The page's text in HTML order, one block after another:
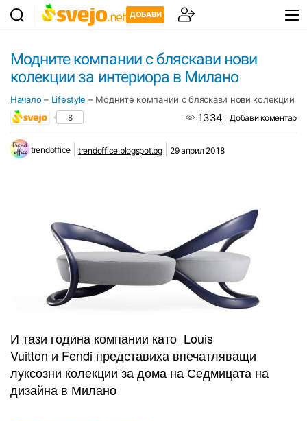
ДОБАВИ
Модните компании с бляскави нови
колекции за интериора в Милано
Начало – Lifestyle – Модните компании с бляскави нови колекции
8 1334 Добави коментар
trendoffice trendoffice.blogspot.bg 29 април 2018
И тази година компании като Louis
Vuitton и Fendi представиха впечатляващи
луксозни колекции за дома на Седмицата на
дизайна в Милано